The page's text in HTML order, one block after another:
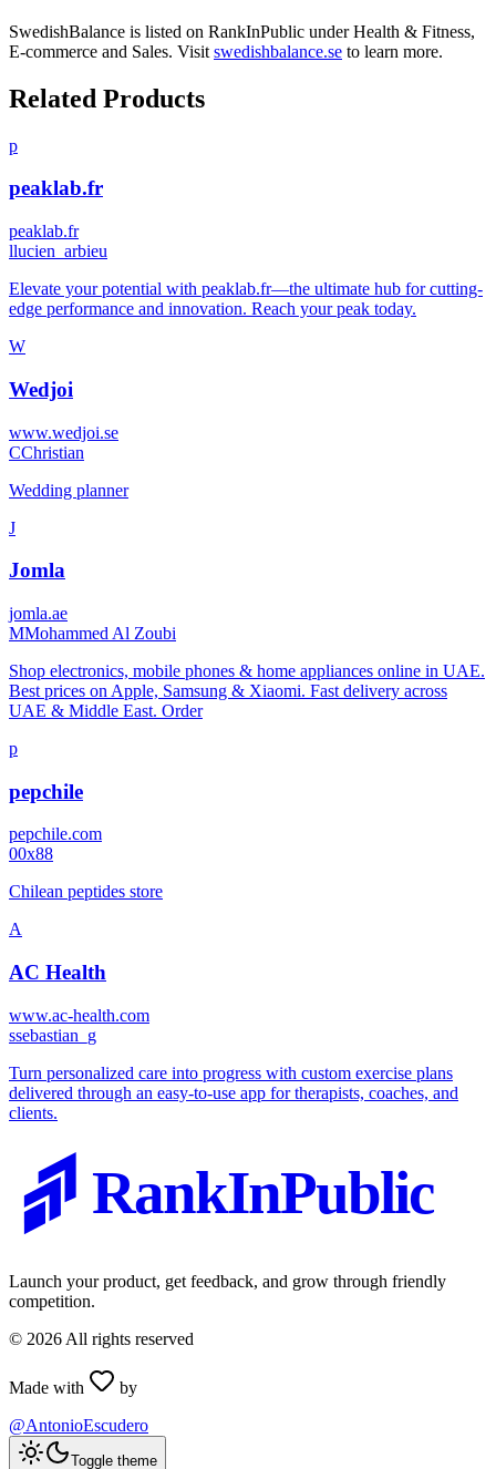
SwedishBalance is listed on RankInPublic underHealth & Fitness,
E-commerce and Sales. Visit swedishbalance.se to learn more.
Related Products
p
peaklab.fr
peaklab.fr
llucien_arbieu
Elevate your potential with peaklab.fr—the ultimate hub for cutting-
edge performance and innovation. Reach your peak today.
W
Wedjoi
www.wedjoi.se
CChristian
Wedding planner
J
Jomla
jomla.ae
MMohammed Al Zoubi
Shop electronics, mobile phones & home appliances online in UAE.
Best prices on Apple, Samsung & Xiaomi. Fast delivery across
UAE & Middle East. Order
p
pepchile
pepchile.com
00x88
Chilean peptides store
A
AC Health
www.ac-health.com
ssebastian_g
Turn personalized care into progress with custom exercise plans
delivered through an easy-to-use app for therapists, coaches, and
clients.
RankInPublic
Launch your product, get feedback, and grow through friendly
competition.
© 2026 All rights reserved
Made with
by
@AntonioEscudero
Toggle theme